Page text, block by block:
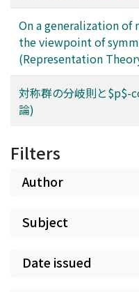
On a generalization
the viewpoint of
(Representation
対称群の分岐則と$p$-
論)
Filters
Author
Subject
Date issued